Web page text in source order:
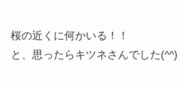
桜の近くに何かいる！！
と、思ったらキツネさんでした(^^)